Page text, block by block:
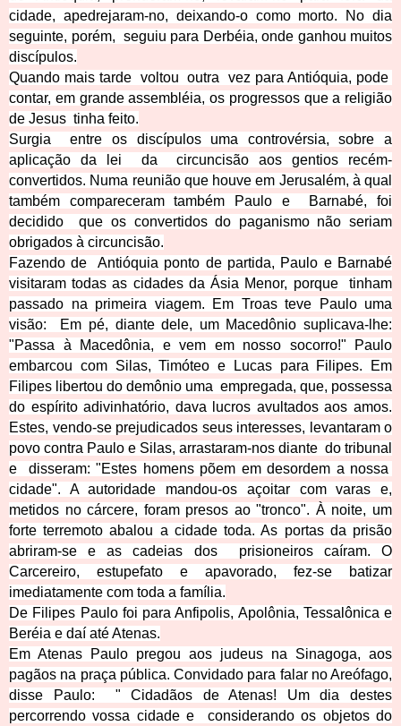
cidade, apedrejaram-no, deixando-o como morto. No dia
seguinte, porém, seguiu para Derbéia, onde ganhou muitos
discípulos.
Quando mais tarde voltou outra vez para Antióquia, pode
contar, em grande assembléia, os progressos que a religião
de Jesus tinha feito.
Surgia entre os discípulos uma controvérsia, sobre a
aplicação da lei da circuncisão aos gentios recém-
convertidos. Numa reunião que houve em Jerusalém, à qual
também compareceram também Paulo e Barnabé, foi
decidido que os convertidos do paganismo não seriam
obrigados à circuncisão.
Fazendo de Antióquia ponto de partida, Paulo e Barnabé
visitaram todas as cidades da Ásia Menor, porque tinham
passado na primeira viagem. Em Troas teve Paulo uma
visão: Em pé, diante dele, um Macedônio suplicava-lhe:
"Passa à Macedônia, e vem em nosso socorro!" Paulo
embarcou com Silas, Timóteo e Lucas para Filipes. Em
Filipes libertou do demônio uma empregada, que, possessa
do espírito adivinhatório, dava lucros avultados aos amos.
Estes, vendo-se prejudicados seus interesses, levantaram o
povo contra Paulo e Silas, arrastaram-nos diante do tribunal
e disseram: "Estes homens põem em desordem a nossa
cidade". A autoridade mandou-os açoitar com varas e,
metidos no cárcere, foram presos ao "tronco". À noite, um
forte terremoto aba lou a cidade toda. As portas da prisão
abriram-se e as cadeias dos prisioneiros caíram. O
Carcereiro, estupefato e apavorado, fez-se batizar
imediatamente com toda a família.
De Filipes Paulo foi para Anfipolis, Apolônia, Tessalônica e
Beréia e daí até Atenas.
Em Atenas Paulo pregou aos judeus na Sinagoga, aos
pagãos na praça pública. Convidado para falar no Areófago,
disse Paulo: " Cidadãos de Atenas! Um dia destes
percorrendo vossa cidade e considerando os objetos do